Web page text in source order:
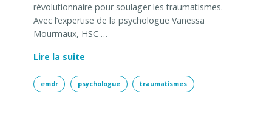
révolutionnaire pour soulager les traumatismes.
Avec l’expertise de la psychologue Vanessa
Mourmaux, HSC …
Lire la suite
emdr psychologue traumatismes